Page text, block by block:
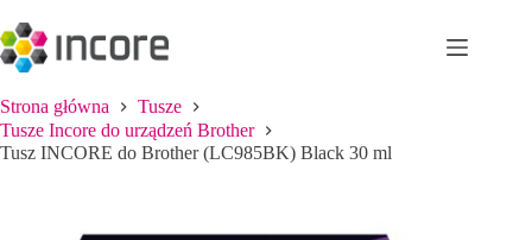
do
treści
Strona główna
Tusze
Tusze Incore do urządzeń Brother
Tusz INCORE do Brother (LC985BK) Black 30 ml